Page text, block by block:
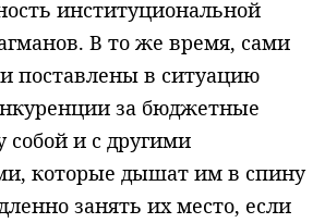
институциональной
В то же время, сами
поставлены в ситуацию
за бюджетные
и с другими
которые дышат им в спину
занять их место, если